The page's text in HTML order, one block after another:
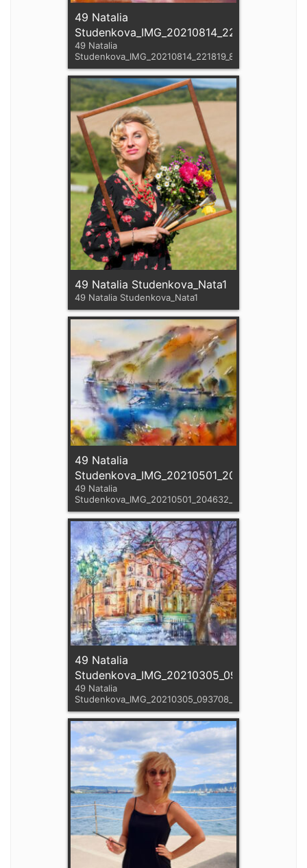
49 Natalia
Studenkova_IMG_20210814_221819_807
49 Natalia
Studenkova_IMG_20210814_221819_807
49 Natalia Studenkova_Nata1
49 Natalia Studenkova_Nata1
49 Natalia
Studenkova_IMG_20210501_204632_906
49 Natalia
Studenkova_IMG_20210501_204632_906
49 Natalia
Studenkova_IMG_20210305_093708_377
49 Natalia
Studenkova_IMG_20210305_093708_377